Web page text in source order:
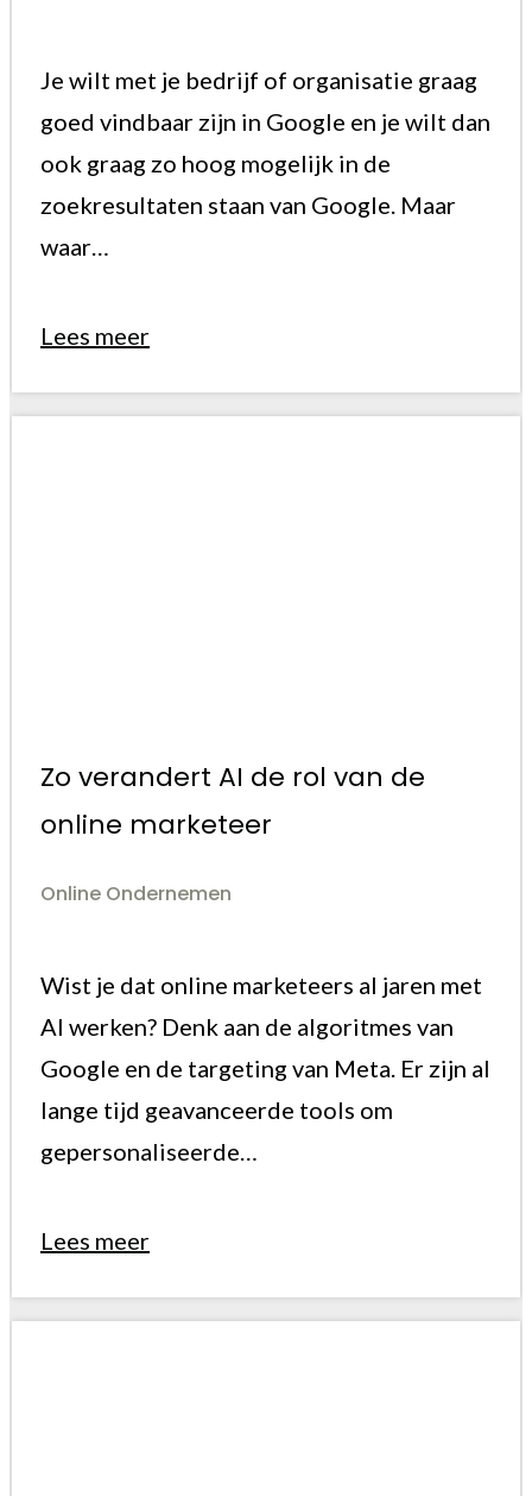
Je wilt met je bedrijf of organisatie graag
goed vindbaar zijn in Google en je wilt dan
ook graag zo hoog mogelijk in de
zoekresultaten staan van Google. Maar
waar…
Lees meer
Zo verandert AI de rol van de
online marketeer
Online Ondernemen
Wist je dat online marketeers al jaren met
AI werken? Denk aan de algoritmes van
Google en de targeting van Meta. Er zijn al
lange tijd geavanceerde tools om
gepersonaliseerde…
Lees meer